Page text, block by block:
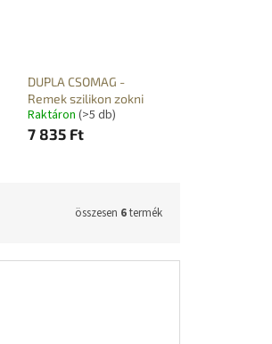
DUPLA CSOMAG -
Remek szilikon zokni
Raktáron (>5 db)
7 835 Ft
összesen 6termék